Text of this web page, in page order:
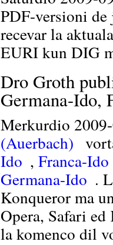
PDF-versioni
recevar la
EURI kun DIG
Dro Groth
Germana-Ido,
Merkurdio
(Auerbach)
Ido , Franca-Ido
Germana-Ido .
Konqueror ma
Opera, Safari
la komenco dil